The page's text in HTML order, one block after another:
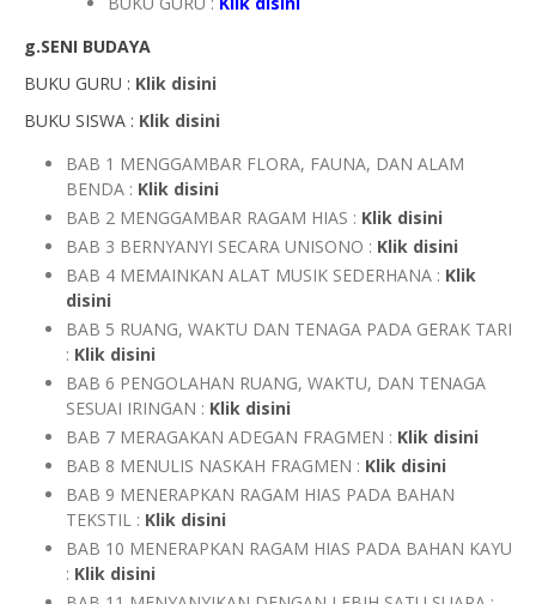
g.SENI BUDAYA
BUKU GURU : Klik disini
BUKU SISWA : Klik disini
BAB 1 MENGGAMBAR FLORA, FAUNA, DAN ALAM
BENDA : Klik disini
BAB 2 MENGGAMBAR RAGAM HIAS : Klik disini
BAB 3 BERNYANYI SECARA UNISONO : Klik disini
BAB 4 MEMAINKAN ALAT MUSIK SEDERHANA : Klik
disini
BAB 5 RUANG, WAKTU DAN TENAGA PADA GERAK TARI
: Klik disini
BAB 6 PENGOLAHAN RUANG, WAKTU, DAN TENAGA
SESUAI IRINGAN : Klik disini
BAB 7 MERAGAKAN ADEGAN FRAGMEN : Klik disini
BAB 8 MENULIS NASKAH FRAGMEN : Klik disini
BAB 9 MENERAPKAN RAGAM HIAS PADA BAHAN
TEKSTIL : Klik disini
BAB 10 MENERAPKAN RAGAM HIAS PADA BAHAN KAYU
: Klik disini